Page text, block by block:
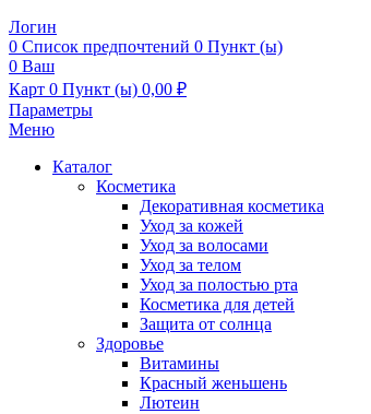
Логин
0 Список предпочтений 0 Пункт (ы)
0 Ваш
Карт 0 Пункт (ы) 0,00 ₽
Параметры
Меню
Каталог
Косметика
Декоративная косметика
Уход за кожей
Уход за волосами
Уход за телом
Уход за полостью рта
Косметика для детей
Защита от солнца
Здоровье
Витамины
Красный женьшень
Лютеин